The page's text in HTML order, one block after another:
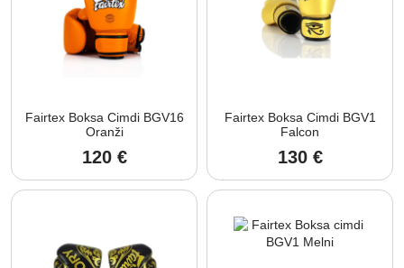
Fairtex Boksa Cimdi BGV16
Oranži
120 €
Fairtex Boksa Cimdi BGV1
Falcon
130 €